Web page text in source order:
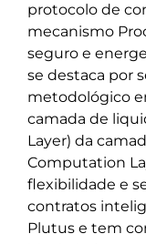
protocolo de
mecanismo
seguro e
se destaca por
metodológico
camada de
Layer) da
Computation
flexibilidade e
contratos
Plutus e tem